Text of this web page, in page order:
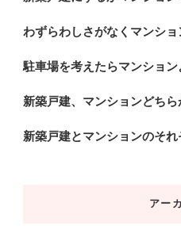
わずらわしさがなくマンシ
駐車場を考えたらマンショ
新築戸建、マンションどちら
新築戸建とマンションのそ
アー